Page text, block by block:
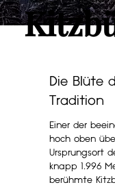
Die Blüte
Tradition
Einer der
hoch oben
Ursprungsort
knapp 1.996
berühmte